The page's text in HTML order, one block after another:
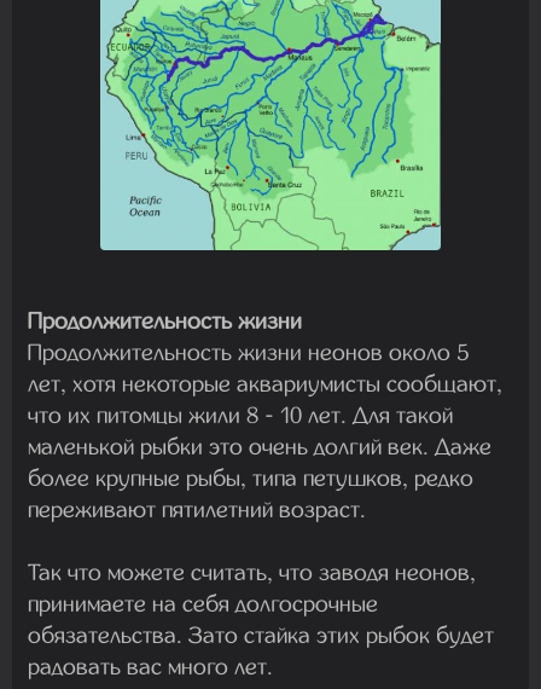
Продолжительность жизни
Продолжительность жизни неонов около 5
лет, хотя некоторые аквариумисты сообщают,
что их питомцы жили 8 - 10 лет. Для такой
маленькой рыбки это очень долгий век. Даже
более крупные рыбы, типа петушков, редко
переживают пятилетний возраст.
Так что можете считать, что заводя неонов,
принимаете на себя долгосрочные
обязательства. Зато стайка этих рыбок будет
радовать вас много лет.